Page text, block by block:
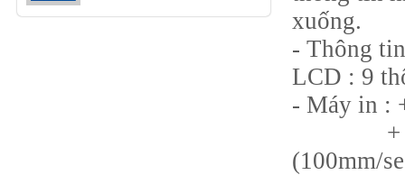
xuống.
- Thông
LCD : 9
- Máy in :
+ Máy
(100mm/